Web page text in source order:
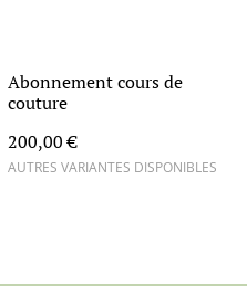
Abonnement cours de
couture
200,00 €
AUTRES VARIANTES DISPONIBLES